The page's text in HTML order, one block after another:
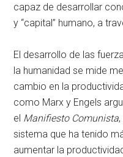
capaz de desarrollar
y “capital” humano, a
El desarrollo de las
la humanidad se mide
cambio en la
como Marx y Engels
el Manifiesto Comunista
sistema que ha tenido
aumentar la